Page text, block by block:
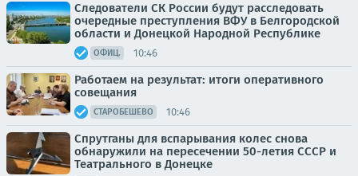
Следователи СК России будут расследовать
очередные преступления ВФУ в Белгородской
области и Донецкой Народной Республике
ОФИЦ. 10:46
Работаем на результат: итоги оперативного
совещания
СТАРОБЕШЕВО 10:46
Спрутганы для вспарывания колес снова
обнаружили на пересечении 50-летия СССР и
Театрального в Донецке